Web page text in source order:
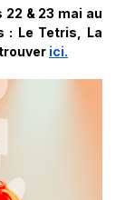
& 23 mai au
: Le Tetris, La
ici.